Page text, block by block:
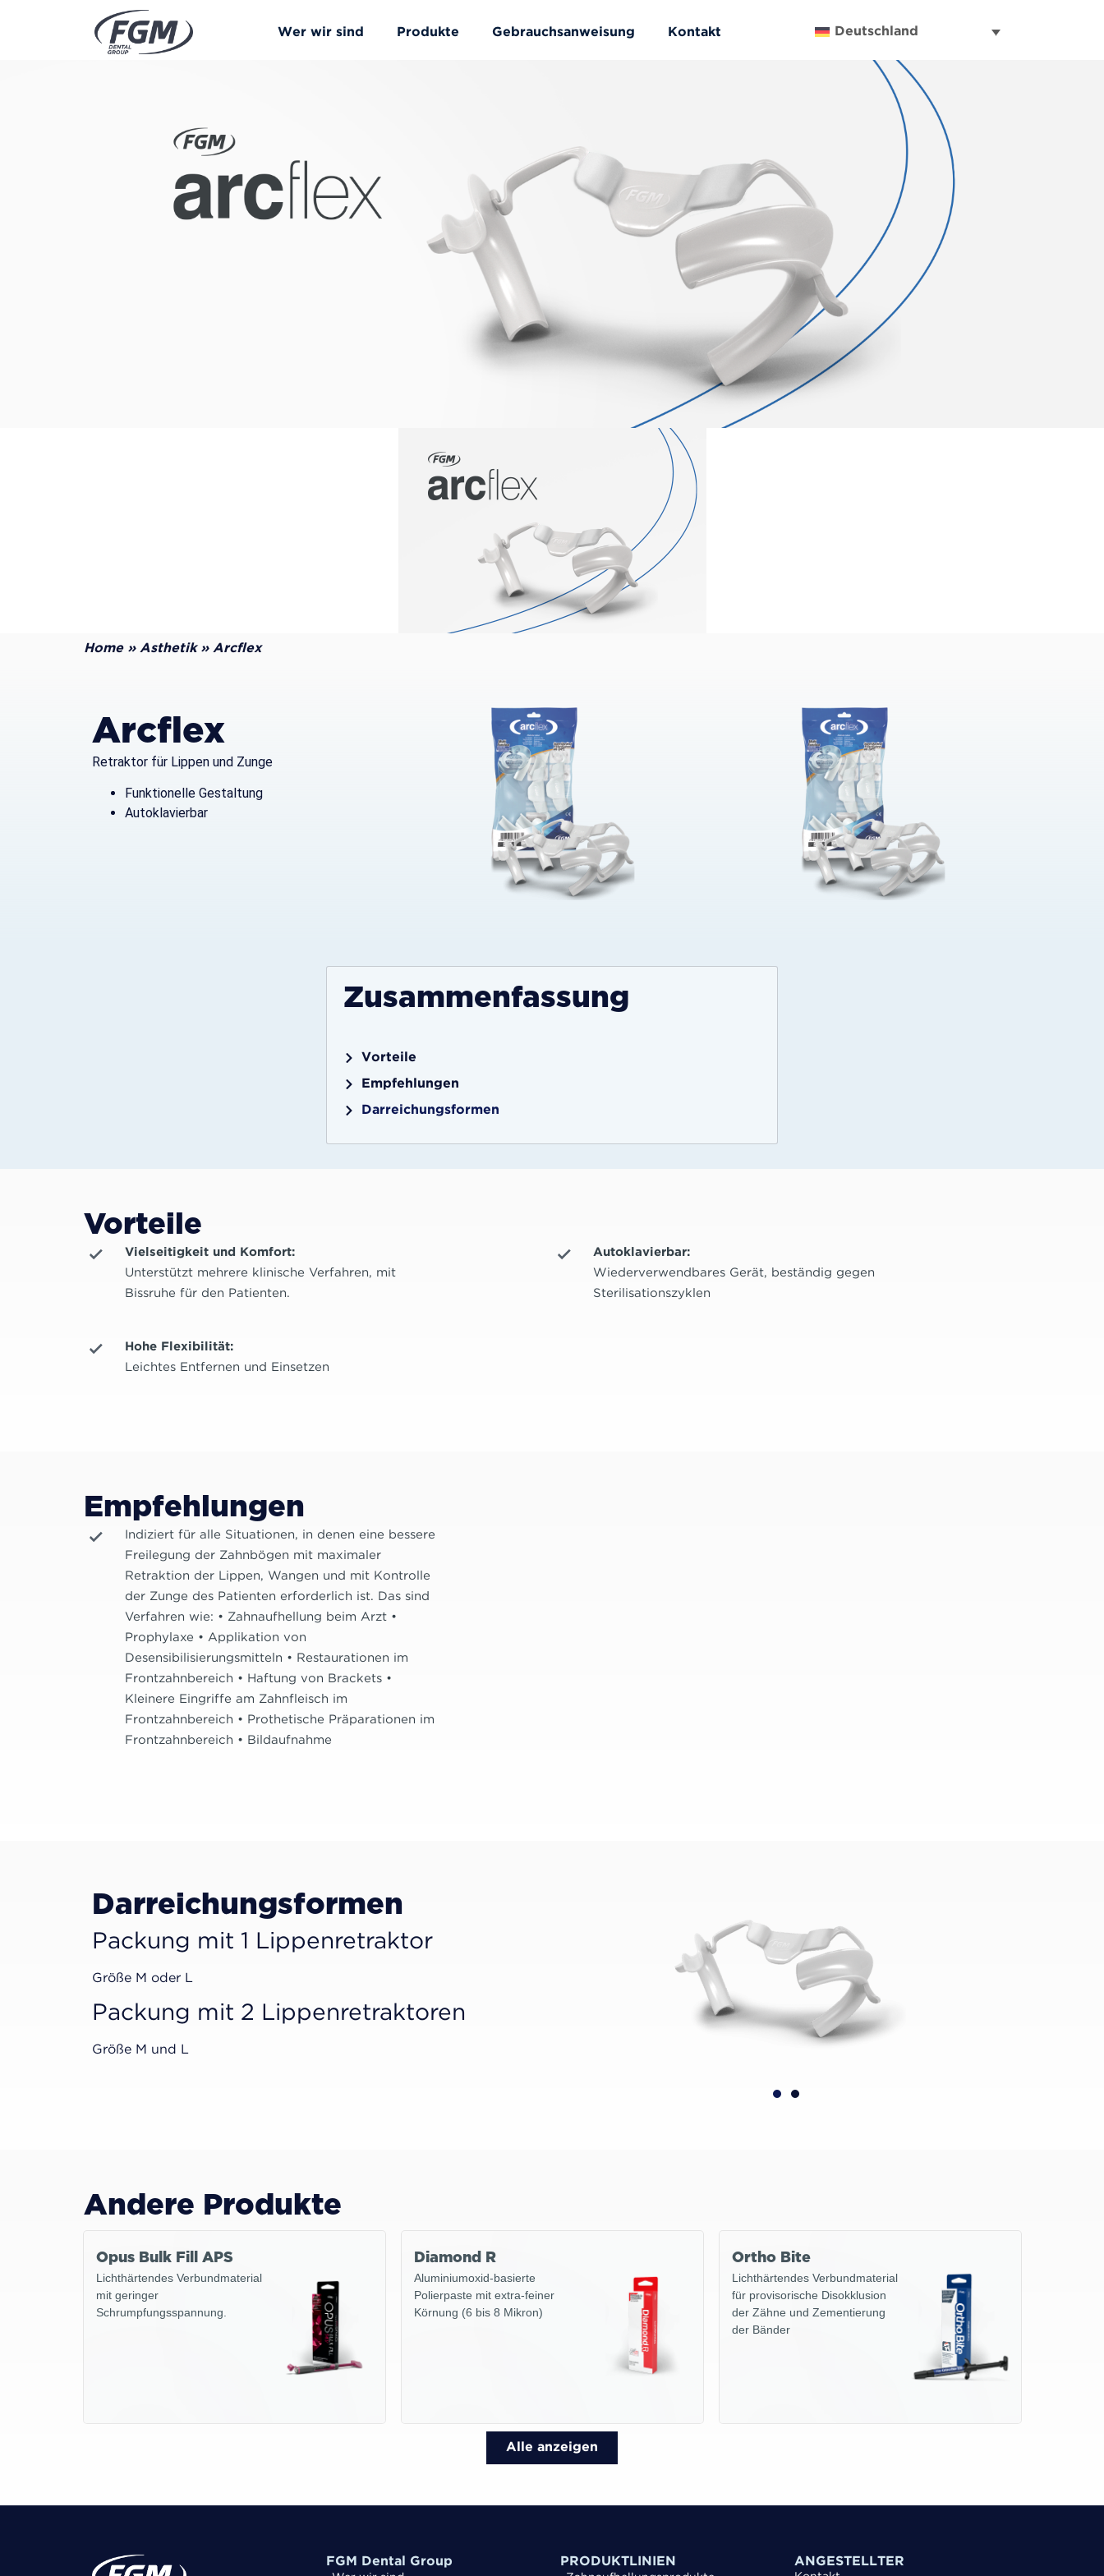
Wer wir sind Produkte Gebrauchsanweisung Kontakt Deutschland
Home» Asthetik» Arcflex
Arcflex
Retraktor für Lippen und Zunge
Funktionelle Gestaltung
Autoklavierbar
Zusammenfassung
Vorteile
Empfehlungen
Darreichungsformen
Vorteile
Vielseitigkeit und Komfort:
Unterstützt mehrere klinische Verfahren, mit
Bissruhe für den Patienten.
Autoklavierbar:
Wiederverwendbares Gerät, beständig gegen
Sterilisationszyklen
Hohe Flexibilität:
Leichtes Entfernen und Einsetzen
Empfehlungen
Indiziert für alle Situationen, in denen eine bessere
Freilegung der Zahnbögen mit maximaler
Retraktion der Lippen, Wangen und mit Kontrolle
der Zunge des Patienten erforderlich ist. Das sind
Verfahren wie: • Zahnaufhellung beim Arzt •
Prophylaxe • Applikation von
Desensibilisierungsmitteln • Restaurationen im
Frontzahnbereich • Haftung von Brackets •
Kleinere Eingriffe am Zahnfleisch im
Frontzahnbereich • Prothetische Präparationen im
Frontzahnbereich • Bildaufnahme
Darreichungsformen
Packung mit 1 Lippenretraktor
Größe M oder L
Packung mit 2 Lippenretraktoren
Größe M und L
Andere Produkte
Opus Bulk Fill APS
Lichthärtendes Verbundmaterial
mit geringer
Schrumpfungsspannung.
Diamond R
Aluminiumoxid-basierte
Polierpaste mit extra-feiner
Körnung (6 bis 8 Mikron)
Ortho Bite
Lichthärtendes Verbundmaterial
für provisorische Disokklusion
der Zähne und Zementierung
der Bänder
Alle anzeigen
FGM Dental Group PRODUKTLINIEN ANGESTELLTER